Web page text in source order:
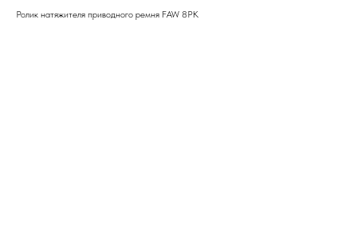
Ролик натяжителя приводного ремня FAW 8PK